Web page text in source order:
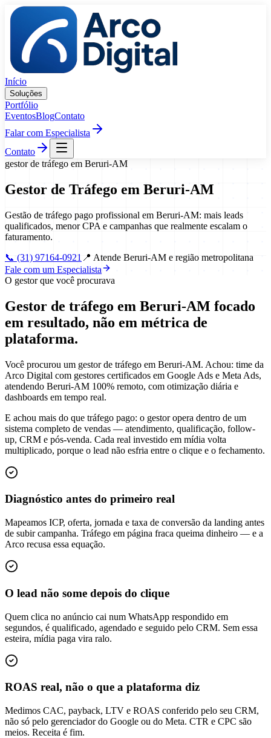
Pular para o conteúdo
Início
Soluções
Portfólio
EventosBlogContato
Falar com Especialista
Contato
gestor de tráfego em Beruri-AM
Gestor de Tráfego em Beruri-AM
Gestão de tráfego pago profissional em Beruri-AM: mais leads
qualificados, menor CPA e campanhas que realmente escalam o
faturamento.
📞 (31) 97164-0921 📍 Atende Beruri-AM e região metropolitana
Fale com um Especialista
O gestor que você procurava
Gestor de tráfego em Beruri-AM focado
em resultado, não em métrica de
plataforma.
Você procurou um gestor de tráfego em Beruri-AM. Achou: time da
Arco Digital com gestores certificados em Google Ads e Meta Ads,
atendendo Beruri-AM 100% remoto, com otimização diária e
dashboards em tempo real.
E achou mais do que tráfego pago: o gestor opera dentro de um
sistema completo de vendas — atendimento, qualificação, follow-
up, CRM e pós-venda. Cada real investido em mídia volta
multiplicado, porque o lead não esfria entre o clique e o fechamento.
Diagnóstico antes do primeiro real
Mapeamos ICP, oferta, jornada e taxa de conversão da landing antes
de subir campanha. Tráfego em página fraca queima dinheiro — e a
Arco recusa essa equação.
O lead não some depois do clique
Quem clica no anúncio cai num WhatsApp respondido em
segundos, é qualificado, agendado e seguido pelo CRM. Sem essa
esteira, mídia paga vira ralo.
ROAS real, não o que a plataforma diz
Medimos CAC, payback, LTV e ROAS conferido pelo seu CRM,
não só pelo gerenciador do Google ou do Meta. CTR e CPC são
meios. Receita é fim.